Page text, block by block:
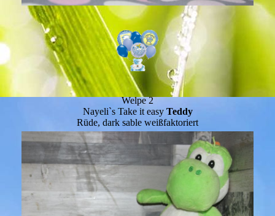
Welpe 2
Nayeli`s Take it easy Teddy
Rüde, dark sable weißfaktoriert